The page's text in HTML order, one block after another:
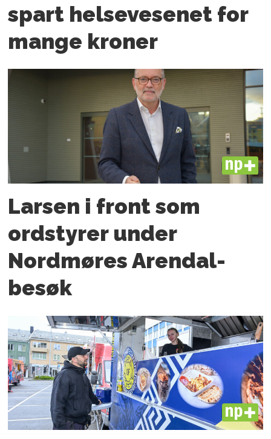
spart helsevesenet for
mange kroner
PLUS
Larsen i front som
ordstyrer under
Nordmøres Arendal-
besøk
PLUS